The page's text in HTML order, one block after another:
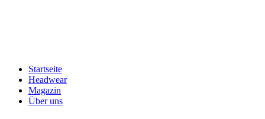
Startseite
Headwear
Magazin
Über uns